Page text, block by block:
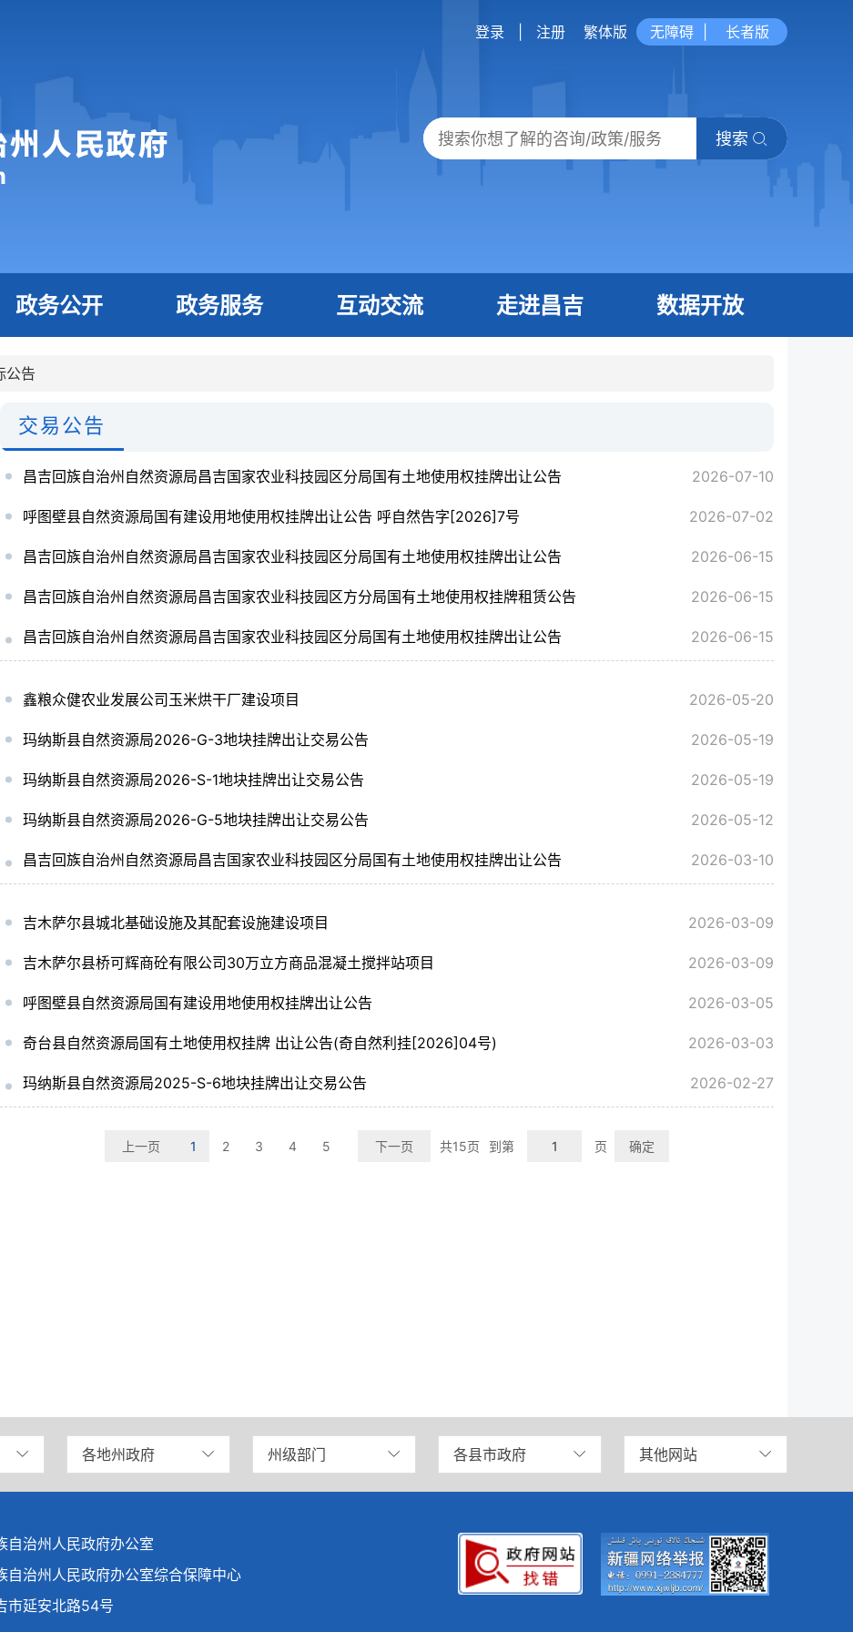
登录 注册 繁体版 无障碍 长者版
搜索
政务公开 政务服务 互动交流 走进昌吉 数据开放
公告
交易公告
昌吉回族自治州自然资源局昌吉国家农业科技园区分局国有土地使用权挂牌出让公告 2026-07-10
呼图壁县自然资源局国有建设用地使用权挂牌出让公告 呼自然告字[2026]7号 2026-07-02
昌吉回族自治州自然资源局昌吉国家农业科技园区分局国有土地使用权挂牌出让公告 2026-06-15
昌吉回族自治州自然资源局昌吉国家农业科技园区方分局国有土地使用权挂牌租赁公告 2026-06-15
昌吉回族自治州自然资源局昌吉国家农业科技园区分局国有土地使用权挂牌出让公告 2026-06-15
鑫粮众健农业发展公司玉米烘干厂建设项目 2026-05-20
玛纳斯县自然资源局2026-G-3地块挂牌出让交易公告 2026-05-19
玛纳斯县自然资源局2026-S-1地块挂牌出让交易公告 2026-05-19
玛纳斯县自然资源局2026-G-5地块挂牌出让交易公告 2026-05-12
昌吉回族自治州自然资源局昌吉国家农业科技园区分局国有土地使用权挂牌出让公告 2026-03-10
吉木萨尔县城北基础设施及其配套设施建设项目 2026-03-09
吉木萨尔县桥可辉商砼有限公司30万立方商品混凝土搅拌站项目 2026-03-09
呼图壁县自然资源局国有建设用地使用权挂牌出让公告 2026-03-05
奇台县自然资源局国有土地使用权挂牌 出让公告(奇自然利挂[2026]04号) 2026-03-03
玛纳斯县自然资源局2025-S-6地块挂牌出让交易公告 2026-02-27
上一页 1 2 3 4 5 下一页 共15页 到第 页 确定
各地州政府 州级部门 各县市政府 其他网站
自治州人民政府办公室
自治州人民政府办公室综合保障中心
市延安北路54号